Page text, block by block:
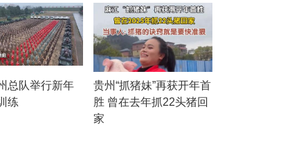
总队举行新年
练
贵州“抓猪妹”再获开年首
胜 曾在去年抓22头猪回
家